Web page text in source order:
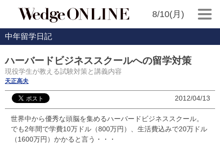
8/10(月)
中年留学日記
ハーバードビジネススクールへの留学対策
現役学生が教える試験対策と講義内容
天正高夫
2012/04/13
世界中から優秀な頭脳を集めるハーバードビジネススクール。
でも2年間で学費10万ドル（800万円）、生活費込みで20万ドル
（1600万円）かかると言う・・・